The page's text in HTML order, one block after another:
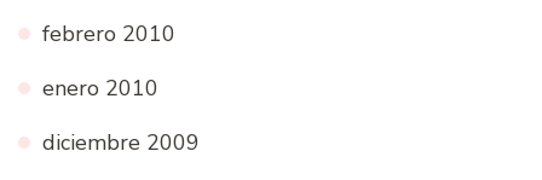
febrero 2010
enero 2010
diciembre 2009